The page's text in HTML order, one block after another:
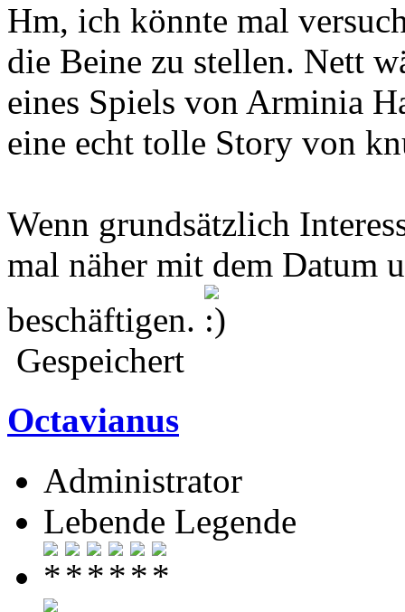
Hm, ich könnte mal
die Beine zu stellen. Nett
eines Spiels von Arminia
eine echt tolle Story von
Wenn grundsätzlich
mal näher mit dem Datum
beschäftigen.
Gespeichert
Octavianus
Administrator
Lebende Legende